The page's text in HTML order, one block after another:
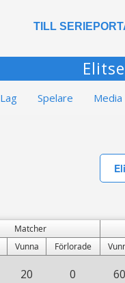
TILL
Lag Spelare Media
Matcher
Vunna Förlorade
20 0 60